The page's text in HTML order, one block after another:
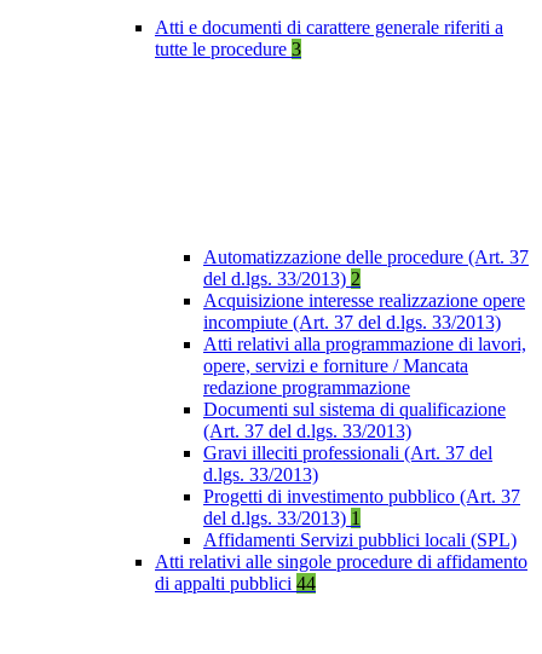
Atti e documenti di carattere generale riferiti a
tutte le procedure 3
Automatizzazione delle procedure (Art. 37
del d.lgs. 33/2013) 2
Acquisizione interesse realizzazione opere
incompiute (Art. 37 del d.lgs. 33/2013)
Atti relativi alla programmazione di lavori,
opere, servizi e forniture / Mancata
redazione programmazione
Documenti sul sistema di qualificazione
(Art. 37 del d.lgs. 33/2013)
Gravi illeciti professionali (Art. 37 del
d.lgs. 33/2013)
Progetti di investimento pubblico (Art. 37
del d.lgs. 33/2013) 1
Affidamenti Servizi pubblici locali (SPL)
Atti relativi alle singole procedure di affidamento
di appalti pubblici 44